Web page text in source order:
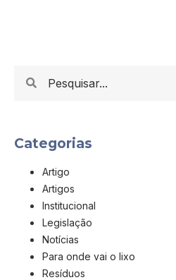
Categorias
Artigo
Artigos
Institucional
Legislação
Notícias
Para onde vai o lixo
Resíduos